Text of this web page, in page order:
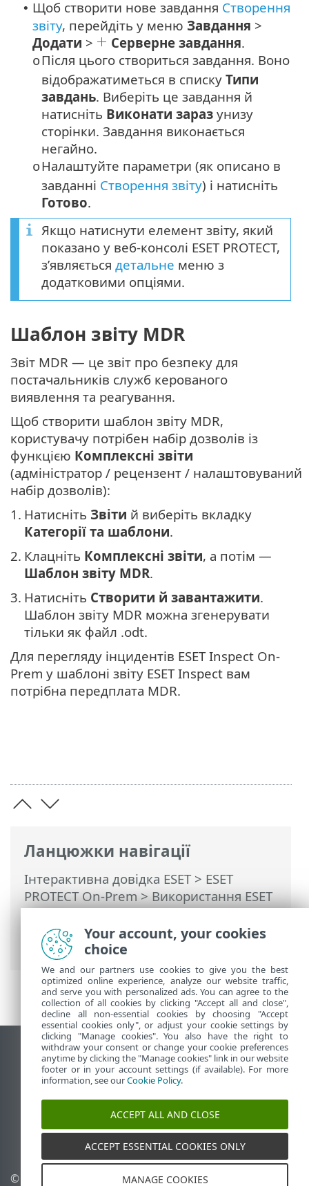
Ланцюжки навігації
Інтерактивна довідка ESET> ESET
PROTECT On-Prem>Використання ESET
PROTECT On-Prem>ESET PROTECT On-
Prem Головне меню>Звіти>
Генерувати звіт
• Щоб створити нове завдання Створення
звіту, перейдіть у меню Завдання >
Додати > Серверне завдання.
oПісля цього створиться завдання. Воно
відображатиметься в списку Типи
завдань. Виберіть це завдання й
натисніть Виконати зараз унизу
сторінки. Завдання виконається
негайно.
oНалаштуйте параметри (як описано в
завданні Створення звіту) і натисніть
Готово.
Якщо натиснути елемент звіту, який
показано у веб-консолі ESET PROTECT,
з’являється детальне меню з
додатковими опціями.
Шаблон звіту MDR
Звіт MDR — це звіт про безпеку для
постачальників служб керованого
виявлення та реагування.
Щоб створити шаблон звіту MDR,
користувачу потрібен набір дозволів із
функцією Комплексні звіти
(адміністратор / рецензент / налаштовуваний
набір дозволів):
1. Натисніть Звіти й виберіть вкладку
Категорії та шаблони.
2. Клацніть Комплексні звіти, а потім —
Шаблон звіту MDR.
3. Натисніть Створити й завантажити.
Шаблон звіту MDR можна згенерувати
тільки як файл .odt.
Для перегляду інцидентів ESET Inspect On-
Prem у шаблоні звіту ESET Inspect вам
потрібна передплата ‎MDR‎.
Переглянути повну версію
End of Life
База знань ESET
Форум ESET
ESET Status Portal
Регіональна підтримка
© 1992 - 2026 ESET, spol. s Керувати файлами cookie
Your account, your cookies
choice
We and our partners use cookies to give you the best
optimized online experience, analyze our website traffic,
and serve you with personalized ads. You can agree to the
collection of all cookies by clicking "Accept all and close",
decline all non-essential cookies by choosing "Accept
essential cookies only", or adjust your cookie settings by
clicking "Manage cookies". You also have the right to
withdraw your consent or change your cookie preferences
anytime by clicking the "Manage cookies" link in our website
footer or in your account settings (if available). For more
information, see ourCookie Policy.
ACCEPT ALL AND CLOSE
ACCEPT ESSENTIAL COOKIES ONLY
MANAGE COOKIES